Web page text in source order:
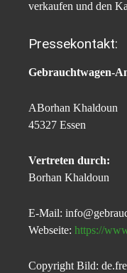
verkaufen und den
Pressekontakt:
Gebrauchtwagen-
ABorhan Khaldoun
45327 Essen
Vertreten durch:
Borhan Khaldoun
E-Mail:
Webseite: https://
Copyright Bild: